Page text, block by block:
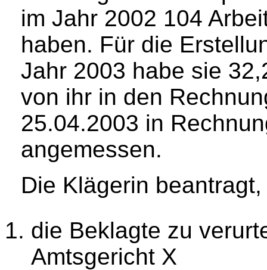
im Jahr 2002 104
haben. Für die
Jahr 2003 habe sie
von ihr in den
25.04.2003 in
angemessen.
Die Klägerin beantragt,
die Beklagte zu
Amtsgericht X